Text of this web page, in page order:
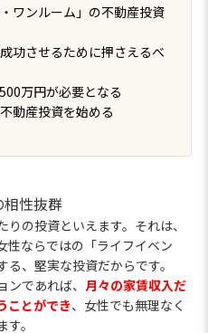
ワンルーム」の不動産投資
功させるために押さえるべ
万円が必要となる
動産投資を始める
性抜群
の投資といえます。それは、
性ならではの「ライフイベン
、堅実な投資だからです。
であれば、 月々の家賃収入だ
ことができ、女性でも無理なく
。